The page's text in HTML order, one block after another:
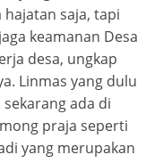
saja, tapi
keamanan Desa
desa, ungkap
Linmas yang dulu
ada di
praja seperti
yang merupakan